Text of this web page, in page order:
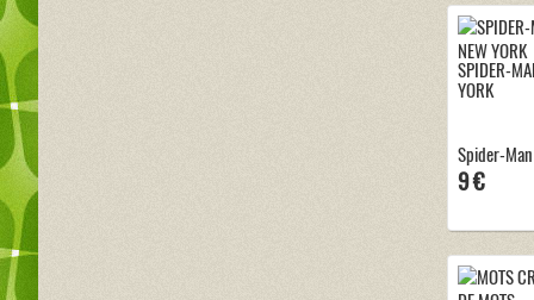
SPIDER-
YORK
Spider-
9 €